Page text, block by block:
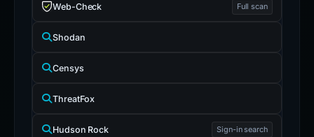
Web-Check Full scan
Shodan
Censys
ThreatFox
Hudson Rock Sign-in search